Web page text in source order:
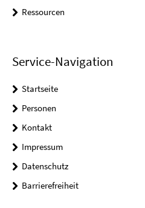
Ressourcen
Service-Navigation
Startseite
Personen
Kontakt
Impressum
Datenschutz
Barrierefreiheit